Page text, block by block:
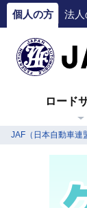
個人の方 法人
ロード
JAF（日本自動車連